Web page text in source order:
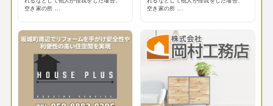
空き家の所 ...
空き家の所 ...